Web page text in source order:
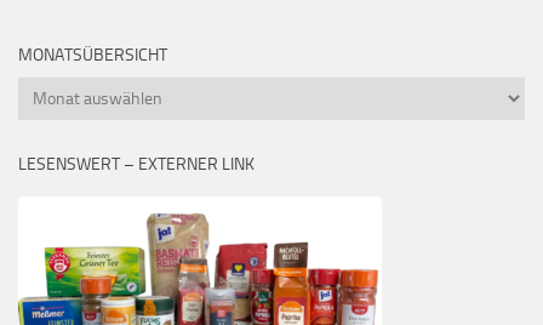
MONATSÜBERSICHT
Monatsübersicht
LESENSWERT – EXTERNER LINK